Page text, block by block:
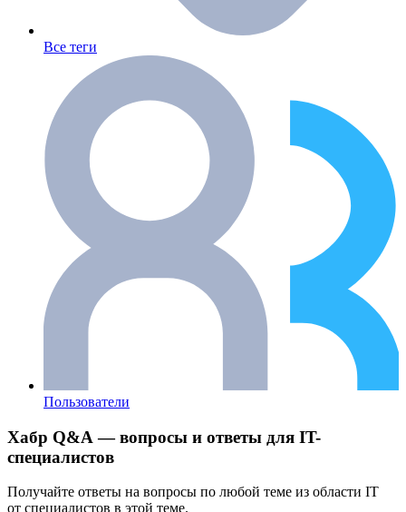
Все теги
Пользователи
Хабр Q&A — вопросы и ответы для IT-
специалистов
Получайте ответы на вопросы по любой теме из области IT
от специалистов в этой теме.